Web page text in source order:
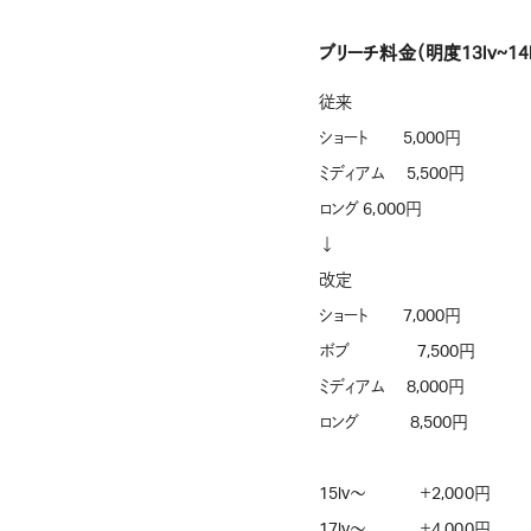
ブリーチ料金（明度
従来
ショート 5,000円
ミディアム 5,500円
ロング 6,000円
↓
改定
ショート 7,000円
ボブ 7,500円
ミディアム 8,000円
ロング 8,500円
15lv〜 ＋2,000円